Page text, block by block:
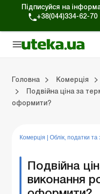
Підписуйся на
+38(044)334-62-70
Головна Комерція
Подвійна ціна за
оформити?
Комерція Облік, податки та
Подвійна
виконання